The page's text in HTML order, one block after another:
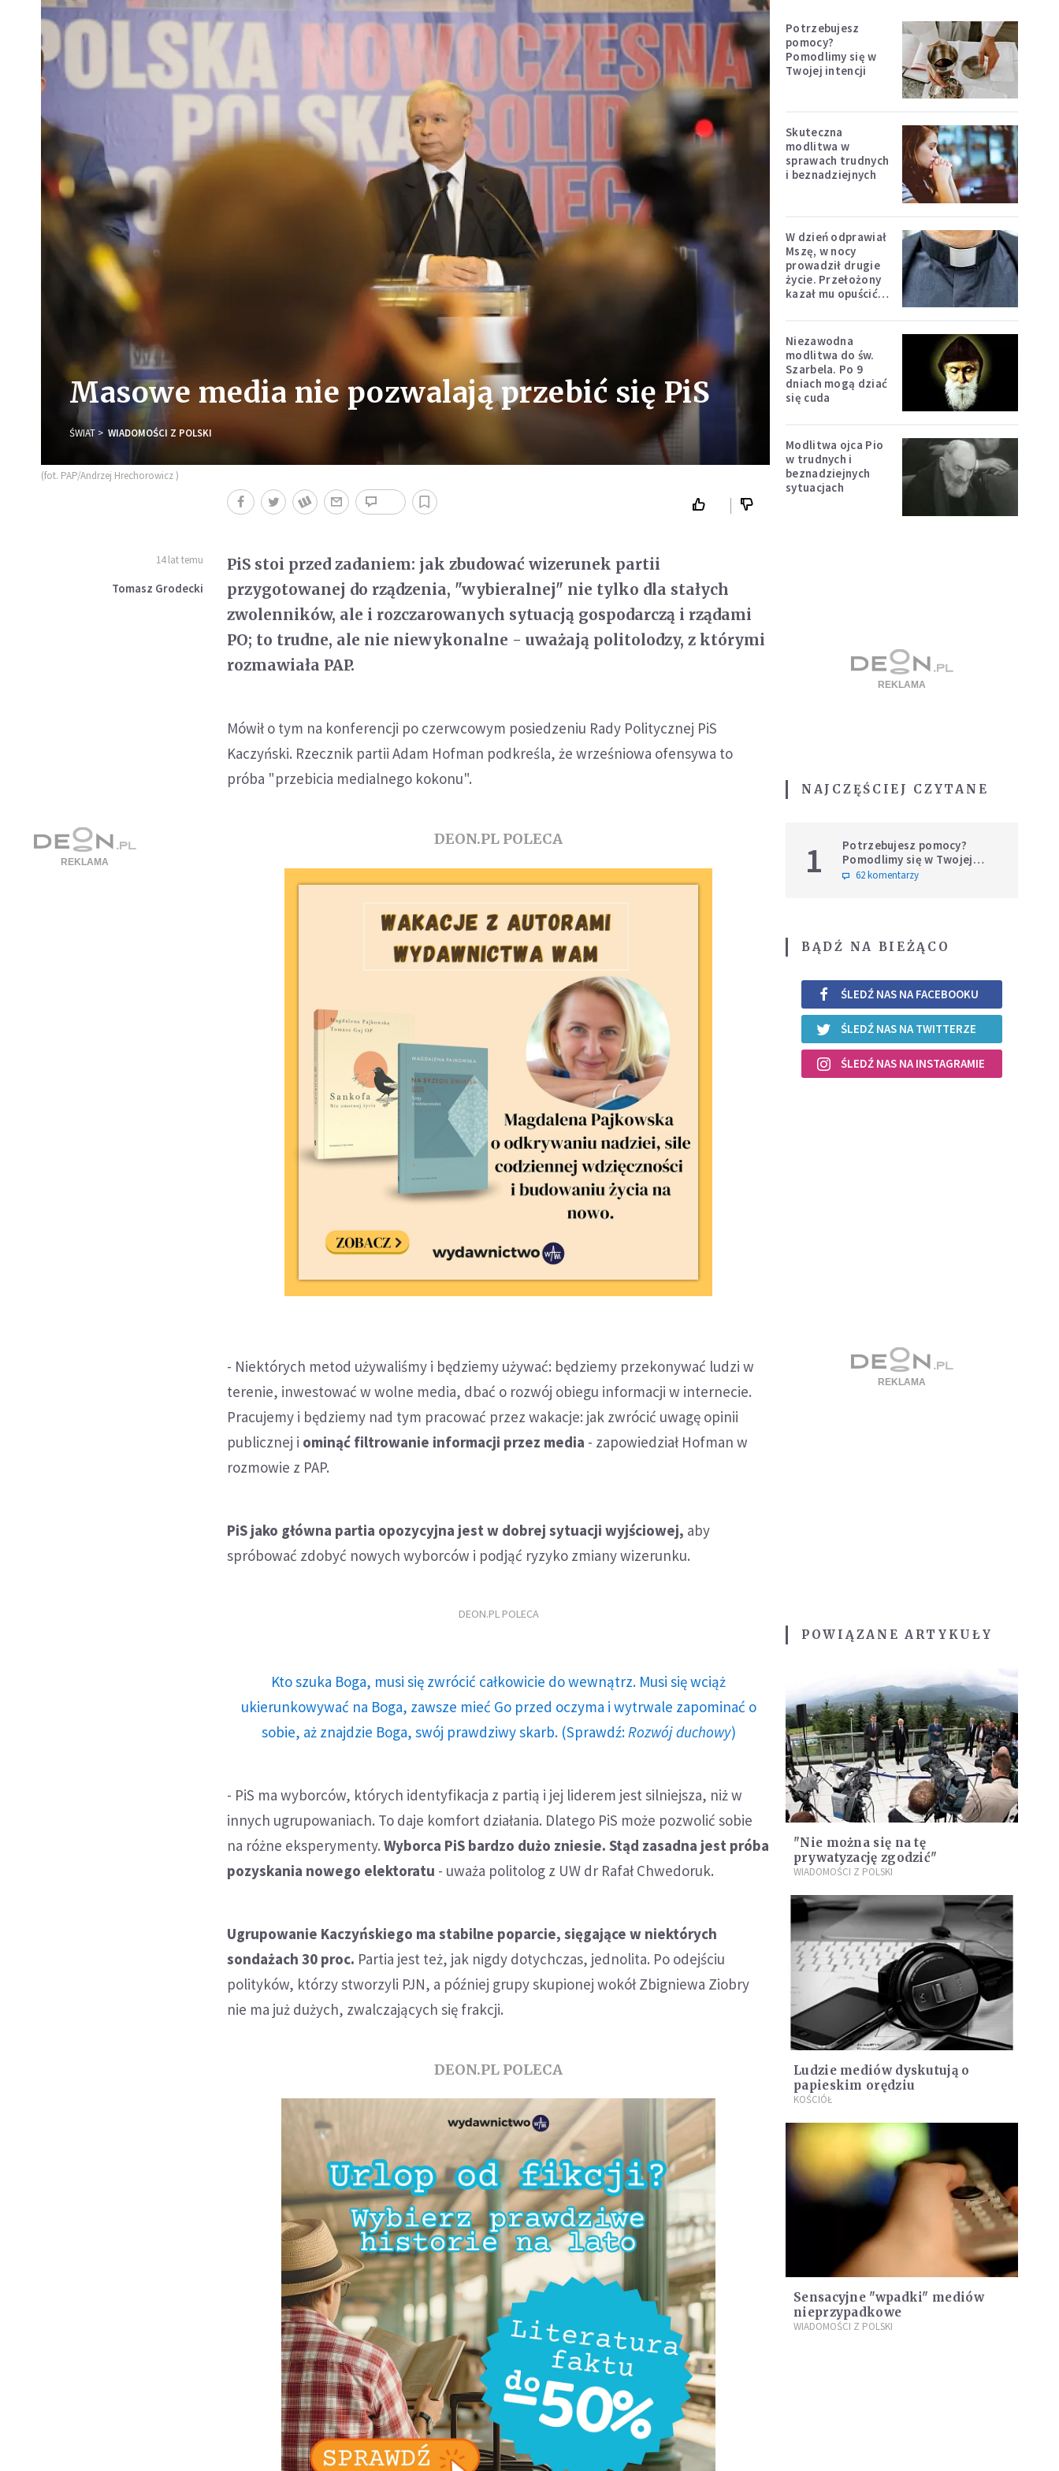
Masowe media nie pozwalają przebić się PiS
ŚWIAT WIADOMOŚCI Z POLSKI
(fot. PAP/Andrzej Hrechorowicz )
14 lat temu
Tomasz Grodecki
PiS stoi przed zadaniem: jak zbudować wizerunek partii
przygotowanej do rządzenia, "wybieralnej" nie tylko dla stałych
zwolenników, ale i rozczarowanych sytuacją gospodarczą i rządami
PO; to trudne, ale nie niewykonalne - uważają politolodzy, z którymi
rozmawiała PAP.
Mówił o tym na konferencji po czerwcowym posiedzeniu Rady Politycznej PiS
Kaczyński. Rzecznik partii Adam Hofman podkreśla, że wrześniowa ofensywa to
próba "przebicia medialnego kokonu".
DEON.PL POLECA
- Niektórych metod używaliśmy i będziemy używać: będziemy przekonywać ludzi w
terenie, inwestować w wolne media, dbać o rozwój obiegu informacji w internecie.
Pracujemy i będziemy nad tym pracować przez wakacje: jak zwrócić uwagę opinii
publicznej i ominąć filtrowanie informacji przez media - zapowiedział Hofman w
rozmowie z PAP.
PiS jako główna partia opozycyjna jest w dobrej sytuacji wyjściowej, aby
spróbować zdobyć nowych wyborców i podjąć ryzyko zmiany wizerunku.
DEON.PL POLECA
Kto szuka Boga, musi się zwrócić całkowicie do wewnątrz. Musi się wciąż
ukierunkowywać na Boga, zawsze mieć Go przed oczyma i wytrwale zapominać o
sobie, aż znajdzie Boga, swój prawdziwy skarb. (Sprawdź: Rozwój duchowy)
- PiS ma wyborców, których identyfikacja z partią i jej liderem jest silniejsza, niż w
innych ugrupowaniach. To daje komfort działania. Dlatego PiS może pozwolić sobie
na różne eksperymenty.Wyborca PiS bardzo dużo zniesie. Stąd zasadna jest próba
pozyskania nowego elektoratu - uważa politolog z UW dr Rafał Chwedoruk.
Ugrupowanie Kaczyńskiego ma stabilne poparcie, sięgające w niektórych
sondażach 30 proc. Partia jest też, jak nigdy dotychczas, jednolita. Po odejściu
polityków, którzy stworzyli PJN, a później grupy skupionej wokół Zbigniewa Ziobry
nie ma już dużych, zwalczających się frakcji.
DEON.PL POLECA
Potrzebujesz
pomocy?
Pomodlimy się w
Twojej intencji
Skuteczna
modlitwa w
sprawach trudnych
i beznadziejnych
W dzień odprawiał
Mszę, w nocy
prowadził drugie
życie. Przełożony
kazał mu opuścić
Niezawodna
modlitwa do św.
Szarbela. Po 9
dniach mogą dziać
się cuda
Modlitwa ojca Pio
w trudnych i
beznadziejnych
sytuacjach
NAJCZĘŚCIEJ CZYTANE
1
Potrzebujesz pomocy?
Pomodlimy się w Twojej
intencji
62 komentarzy
BĄDŹ NA BIEŻĄCO
ŚLEDŹ NAS NA FACEBOOKU
ŚLEDŹ NAS NA TWITTERZE
ŚLEDŹ NAS NA INSTAGRAMIE
POWIĄZANE ARTYKUŁY
"Nie można się na tę
prywatyzację zgodzić"
WIADOMOŚCI Z POLSKI
Ludzie mediów dyskutują o
papieskim orędziu
KOŚCIÓŁ
Sensacyjne "wpadki" mediów
nieprzypadkowe
WIADOMOŚCI Z POLSKI